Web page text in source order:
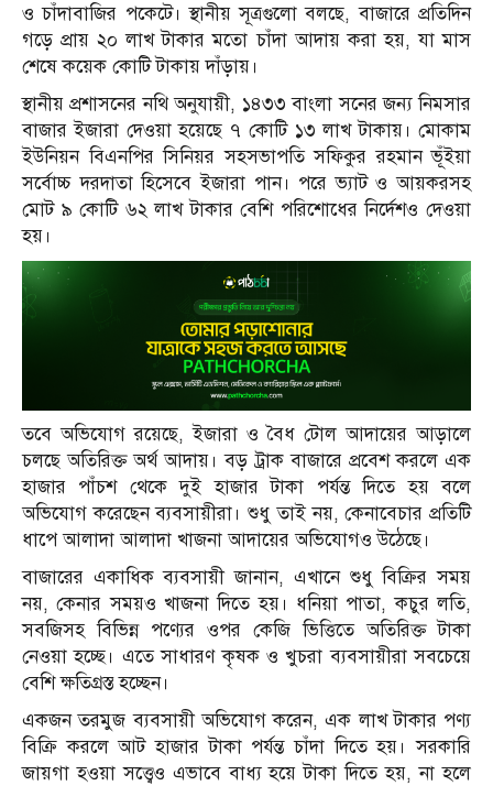
ও চাঁদাবাজির পকেটে। স্থানীয় সূত্রগুলো বলছে, বাজারে প্রতিদিন
গড়ে প্রায় ২০ লাখ টাকার মতো চাঁদা আদায় করা হয়, যা মাস
শেষে কয়েক কোটি টাকায় দাঁড়ায়।
স্থানীয় প্রশাসনের নথি অনুযায়ী, ১৪৩৩ বাংলা সনের জন্য নিমসার
বাজার ইজারা দেওয়া হয়েছে ৭ কোটি ১৩ লাখ টাকায়। মোকাম
ইউনিয়ন বিএনপির সিনিয়র সহসভাপতি সফিকুর রহমান ভূঁইয়া
সর্বোচ্চ দরদাতা হিসেবে ইজারা পান। পরে ভ্যাট ও আয়করসহ
মোট ৯ কোটি ৬২ লাখ টাকার বেশি পরিশোধের নির্দেশও দেওয়া
হয়।
তবে অভিযোগ রয়েছে, ইজারা ও বৈধ টোল আদায়ের আড়ালে
চলছে অতিরিক্ত অর্থ আদায়। বড় ট্রাক বাজারে প্রবেশ করলে এক
হাজার পাঁচশ থেকে দুই হাজার টাকা পর্যন্ত দিতে হয় বলে
অভিযোগ করেছেন ব্যবসায়ীরা। শুধু তাই নয়, কেনাবেচার প্রতিটি
ধাপে আলাদা আলাদা খাজনা আদায়ের অভিযোগও উঠেছে।
বাজারের একাধিক ব্যবসায়ী জানান, এখানে শুধু বিক্রির সময়
নয়, কেনার সময়ও খাজনা দিতে হয়। ধনিয়া পাতা, কচুর লতি,
সবজিসহ বিভিন্ন পণ্যের ওপর কেজি ভিত্তিতে অতিরিক্ত টাকা
নেওয়া হচ্ছে। এতে সাধারণ কৃষক ও খুচরা ব্যবসায়ীরা সবচেয়ে
বেশি ক্ষতিগ্রস্ত হচ্ছেন।
একজন তরমুজ ব্যবসায়ী অভিযোগ করেন, এক লাখ টাকার পণ্য
বিক্রি করলে আট হাজার টাকা পর্যন্ত চাঁদা দিতে হয়। সরকারি
জায়গা হওয়া সত্ত্বেও এভাবে বাধ্য হয়ে টাকা দিতে হয়, না হলে